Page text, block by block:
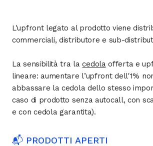
L'upfront legato al prodotto viene
commerciali, distributore e sub-
La sensibilità tra lacedola offerta e
lineare: aumentare l’upfront dell'1%
abbassare la cedola dello stesso
caso di prodotto senza autocall, con
e con cedola garantita).
📬 PRODOTTI APERTI